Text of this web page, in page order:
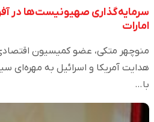
سرمایه‌گذاری صهیونیست‌ها در
امارات
منوچهر متکی، عضو کمیسیون
هدایت آمریکا و اسرائیل به مهره‌ای
با…